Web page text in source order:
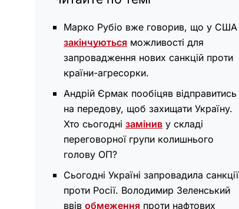
Марко Рубіо вже говорив, що у США
закінчуються можливості для
запровадження нових санкцій проти
країни-агресорки.
Андрій Єрмак пообіцяв відправитись
на передову, щоб захищати Україну.
Хто сьогодні замінив у складі
переговорної групи колишнього
голову ОП?
Сьогодні Україні запровадила санкції
проти Росії. Володимир Зеленський
ввів обмеження проти нафтових